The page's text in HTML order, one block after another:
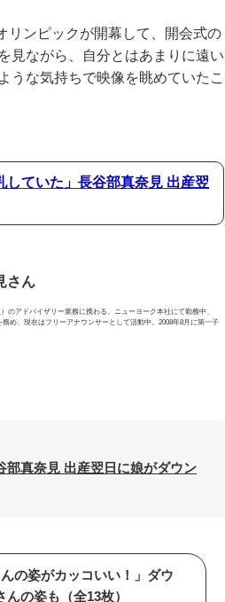
リンピックが開幕して、開会式の
見ながら、自分とはあまりに遠い
うな気持ちで映像を眺めていたこ
していた」長谷部真奈見 出産翌
さん
のアドバイザリー業務に携わる。ニューヨーク本社にて勤務中、
め、現在はフリーアナウンサーとして活動中。2008年8月に第一子
部真奈見 出産翌日に娘がダウン
の姿がカッコいい！」ダウ
の姿も（全13枚）